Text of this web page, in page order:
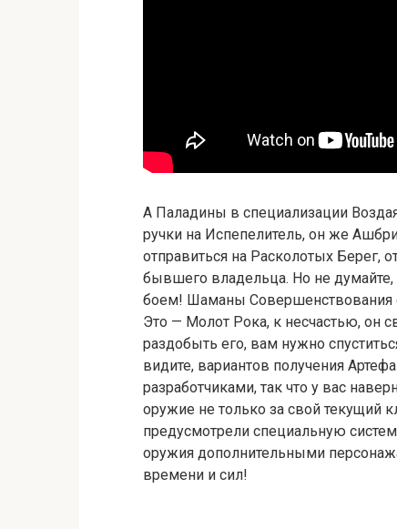
А Паладины в специализации
ручки на Испепелитель, он же
отправиться на Расколотых Берег,
бывшего владельца. Но не думайте,
боем! Шаманы Совершенствования
Это — Молот Рока, к несчастью, он
раздобыть его, вам нужно
видите, вариантов получения
разработчиками, так что у вас
оружие не только за свой текущий
предусмотрели специальную
оружия дополнительными
времени и сил!